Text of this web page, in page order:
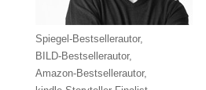
Spiegel-Bestsellerautor,
BILD-Bestsellerautor,
Amazon-Bestsellerautor,